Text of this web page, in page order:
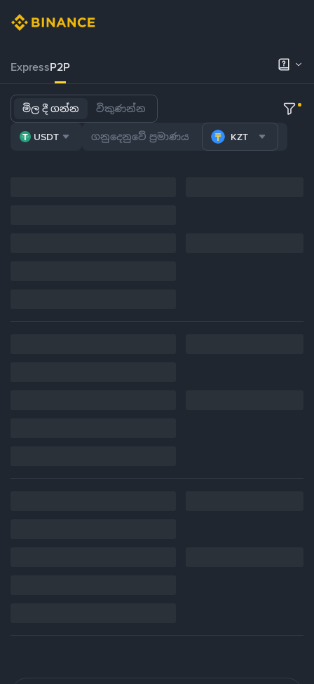
ExpressP2P
මිල දී ගන්න විකුණන්න
USDT KZT